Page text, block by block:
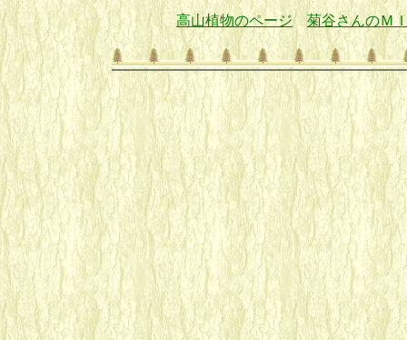
高山植物のページ 菊谷さんのＭ